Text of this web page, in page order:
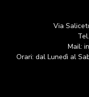
Via
Mail:
Orari: dal Lunedì al